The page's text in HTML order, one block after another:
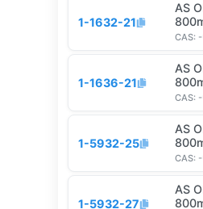
1-1632-21
AS
CAS: -
1-1636-21
AS
CAS: -
1-5932-25
AS
CAS: -
1-5932-27
AS